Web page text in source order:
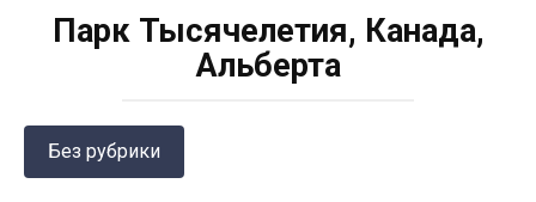
Парк Тысячелетия, Канада,
Альберта
Без рубрики